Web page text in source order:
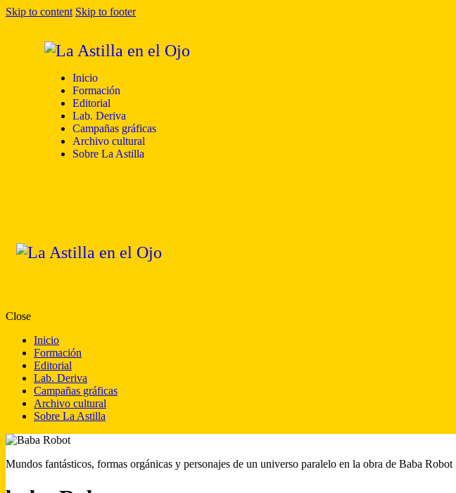
Skip to content Skip to footer
Inicio
Formación
Editorial
Lab. Deriva
Campañas gráficas
Archivo cultural
Sobre La Astilla
Close
Inicio
Formación
Editorial
Lab. Deriva
Campañas gráficas
Archivo cultural
Sobre La Astilla
Mundos fantásticos, formas orgánicas y personajes de un universo paralelo en la obra de Baba Robot